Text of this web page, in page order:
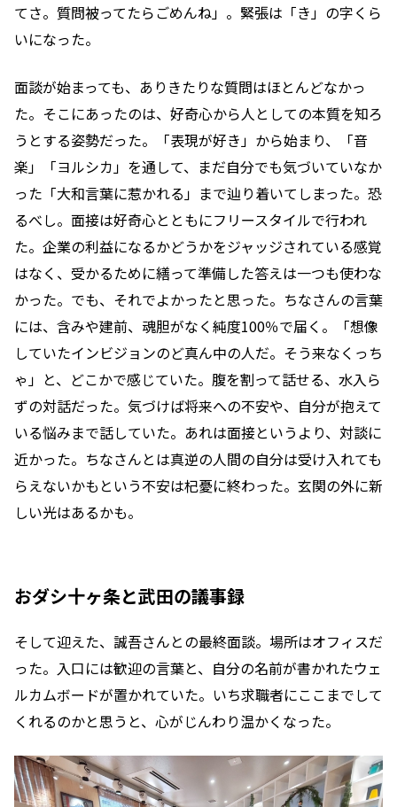
てさ。質問被ってたらごめんね」。緊張は「き」の字くら
いになった。
面談が始まっても、ありきたりな質問はほとんどなかっ
た。そこにあったのは、好奇心から人としての本質を知ろ
うとする姿勢だった。「表現が好き」から始まり、「音
楽」「ヨルシカ」を通して、まだ自分でも気づいていなか
った「大和言葉に惹かれる」まで辿り着いてしまった。恐
るべし。面接は好奇心とともにフリースタイルで行われ
た。企業の利益になるかどうかをジャッジされている感覚
はなく、受かるために繕って準備した答えは一つも使わな
かった。でも、それでよかったと思った。ちなさんの言葉
には、含みや建前、魂胆がなく純度100％で届く。「想像
していたインビジョンのど真ん中の人だ。そう来なくっち
ゃ」と、どこかで感じていた。腹を割って話せる、水入ら
ずの対話だった。気づけば将来への不安や、自分が抱えて
いる悩みまで話していた。あれは面接というより、対談に
近かった。ちなさんとは真逆の人間の自分は受け入れても
らえないかもという不安は杞憂に終わった。玄関の外に新
しい光はあるかも。
おダシ十ヶ条と武田の議事録
そして迎えた、誠吾さんとの最終面談。場所はオフィスだ
った。入口には歓迎の言葉と、自分の名前が書かれたウェ
ルカムボードが置かれていた。いち求職者にここまでして
くれるのかと思うと、心がじんわり温かくなった。